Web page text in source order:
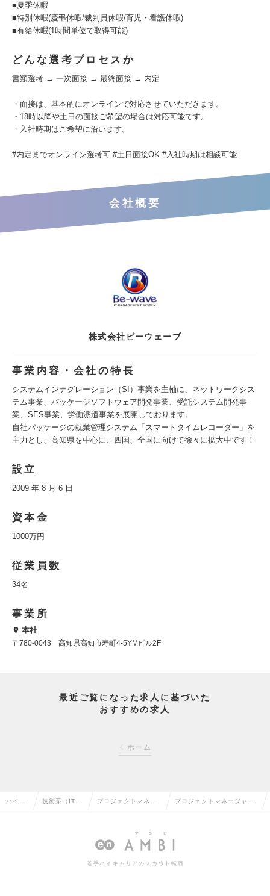
■夏季休暇
■特別休暇(慶弔休暇/裁判員休暇/育児・看護休暇)
■有給休暇(1時間単位で取得可能)
どんな選考プロセスか
書類選考 → 一次面接 → 最終面接 → 内定
・面接は、基本的にオンラインで対応させていただきます。
・18時以降や土日の面接ご希望の場合は対応可能です。
・入社時期はご希望に沿います。
#内定までオンライン選考可 #土日面接OK #入社時期は相談可能
会社概要
株式会社ビーウェーブ
事業内容・会社の特長
システムインテグレーション（SI）事業を主軸に、ネットワークシス
テム事業、パッケージソフトウェア開発事業、受託システム開発事
業、SES事業、労働派遣事業を展開しております。
自社パッケージの就業管理システム「スマートタイムレコーダー」を
主力とし、高知県を中心に、四国、全国に向けて徐々に拡大中です！
設立
2009 年 8 月 6 日
資本金
1000万円
従業員数
34名
事業所
本社
〒780-0043 高知県高知市寿町4-5YMビル2F
最近ご覧になった求人に基づいた
おすすめの求人
ホーム
ハイク 技術系（IT・ プロジェクトマネー
プン系）の転職
プロジェクトマネージャー
若手ハイキャリアのスカウト転職